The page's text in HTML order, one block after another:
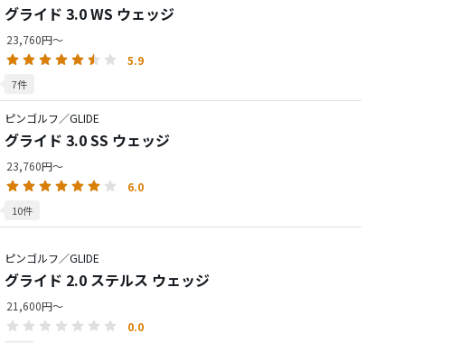
グライド 3.0 WS ウェッジ
23,760円～
5.9
7件
ピンゴルフ／GLIDE
グライド 3.0 SS ウェッジ
23,760円～
6.0
10件
ピンゴルフ／GLIDE
グライド 2.0 ステルス ウェッジ
21,600円～
0.0